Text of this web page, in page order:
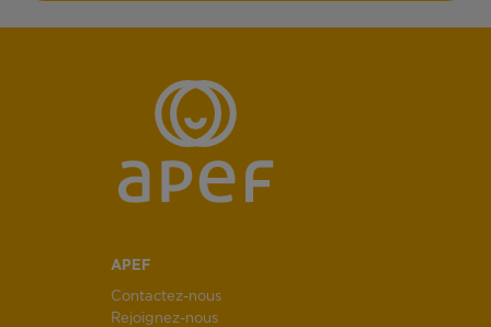
APEF
Contactez-nous
Rejoignez-nous